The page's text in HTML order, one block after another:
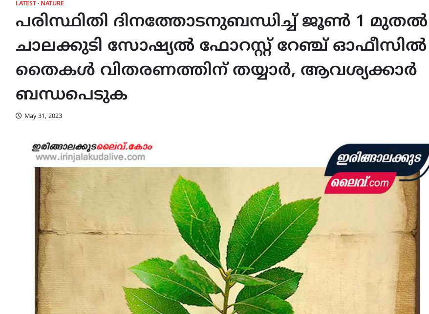
LATEST NATURE
പരിസ്ഥിതി ദിനത്തോടനുബന്ധിച്ച് ജൂൺ 1 മുതൽ
ചാലക്കുടി സോഷ്യൽ ഫോറസ്റ്റ് റേഞ്ച് ഓഫീസിൽ
തൈകൾ വിതരണത്തിന് തയ്യാർ, ആവശ്യക്കാർ
ബന്ധപെടുക
May 31, 2023